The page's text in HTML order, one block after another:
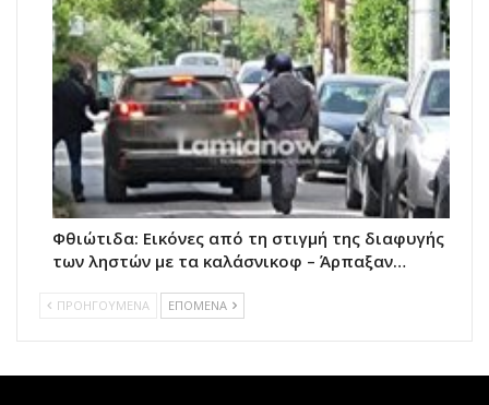
Φθιώτιδα: Εικόνες από τη στιγμή της διαφυγής
των ληστών με τα καλάσνικοφ – Άρπαξαν…
ΠΡΟΗΓΟΥΜΕΝΑ ΕΠΟΜΕΝΑ